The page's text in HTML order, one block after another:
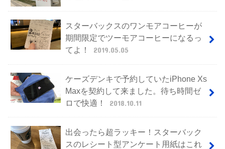
スターバックスのワンモアコーヒーが
期間限定でツーモアコーヒーになるっ
てよ！
2019.05.05
ケーズデンキで予約していたiPhone Xs
Maxを契約して来ました。待ち時間ゼ
ロで快適！
2018.10.11
出会ったら超ラッキー！スターバック
スのレシート型アンケート用紙はこれ